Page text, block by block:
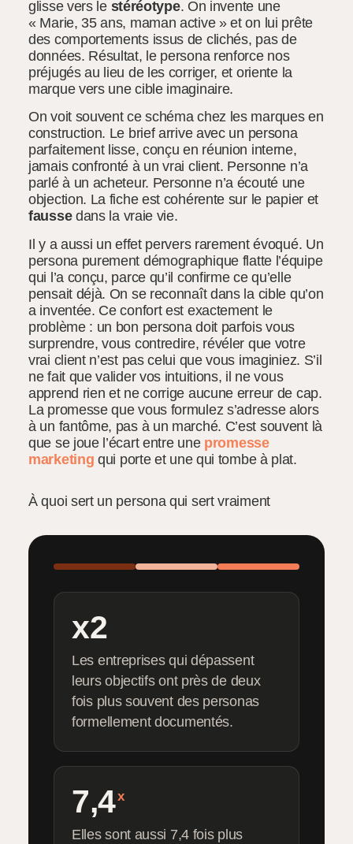
glisse vers le stéréotype. On invente une
« Marie, 35 ans, maman active » et on lui prête
des comportements issus de clichés, pas de
données. Résultat, le persona renforce nos
préjugés au lieu de les corriger, et oriente la
marque vers une cible imaginaire.
On voit souvent ce schéma chez les marques en
construction. Le brief arrive avec un persona
parfaitement lisse, conçu en réunion interne,
jamais confronté à un vrai client. Personne n’a
parlé à un acheteur. Personne n’a écouté une
objection. La fiche est cohérente sur le papier et
faussedans la vraie vie.
Il y a aussi un effet pervers rarement évoqué. Un
persona purement démographique flatte l’équipe
qui l’a conçu, parce qu’il confirme ce qu’elle
pensait déjà. On se reconnaît dans la cible qu’on
a inventée. Ce confort est exactement le
problème : un bon persona doit parfois vous
surprendre, vous contredire, révéler que votre
vrai client n’est pas celui que vous imaginiez. S’il
ne fait que valider vos intuitions, il ne vous
apprend rien et ne corrige aucune erreur de cap.
La promesse que vous formulez s’adresse alors
à un fantôme, pas à un marché. C’est souvent là
que se joue l’écart entre une promesse
marketing qui porte et une qui tombe à plat.
À quoi sert un persona qui sert vraiment
x2
Les entreprises qui dépassent
leurs objectifs ont près de deux
fois plus souvent des personas
formellement documentés.
7,4x
Elles sont aussi 7,4 fois plus